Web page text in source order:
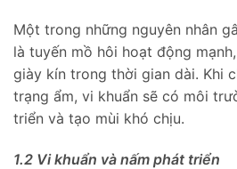
Một trong những nguyên nhân
là tuyến mồ hôi hoạt động
giày kín trong thời gian dài. Khi
trạng ẩm, vi khuẩn sẽ có môi
triển và tạo mùi khó chịu.
1.2 Vi khuẩn và nấm phát triển